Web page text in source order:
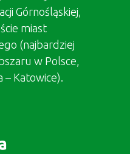
Górnośląskiej,
miast
(najbardziej
w Polsce,
– Katowice).